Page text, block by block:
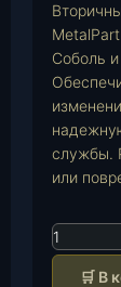
Соболь
службы.
или
К
о
🛒 В